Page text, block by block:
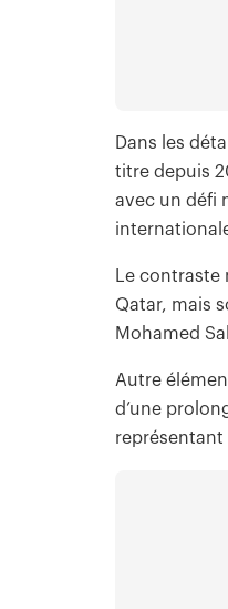
Dans les
titre depuis
avec un défi
Le contraste
Qatar, mais
Mohamed
Autre
d’une
représentant